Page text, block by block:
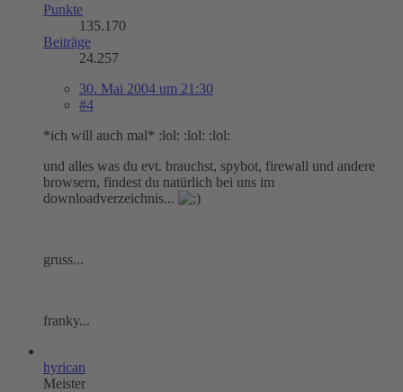
Punkte
135.170
Beiträge
24.257
30. Mai 2004 um 21:30
#4
*ich will auch mal* :lol: :lol: :lol:
und alles was du evt. brauchst, spybot, firewall und andere
browsern, findest du natürlich bei uns im
downloadverzeichnis...
gruss...
franky...
hyrican
Meister